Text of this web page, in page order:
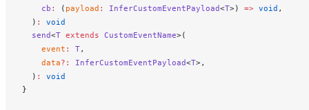
cb : ( payload : InferCustomEventPayload<T>) => void ,
  )
:
void
send<T extends CustomEventName>(
event : T,
data?: InferCustomEventPayload<T>,
  )
:
void
}